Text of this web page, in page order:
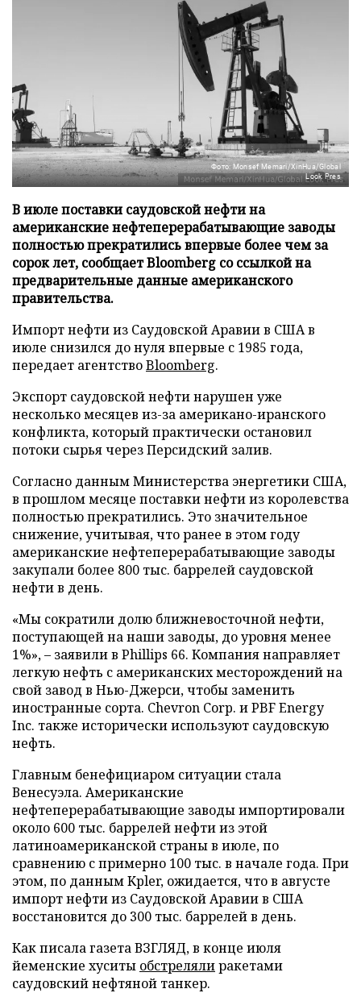
Фото: Monsef Memari/XinHua/Global
Look Pres
В июле поставки саудовской нефти на
американские нефтеперерабатывающие заводы
полностью прекратились впервые более чем за
сорок лет, сообщает Bloomberg со ссылкой на
предварительные данные американского
правительства.
Импорт нефти из Саудовской Аравии в США в
июле снизился до нуля впервые с 1985 года,
передает агентствоBloomberg.
Экспорт саудовской нефти нарушен уже
несколько месяцев из-за американо-иранского
конфликта, который практически остановил
потоки сырья через Персидский залив.
Согласно данным Министерства энергетики США,
в прошлом месяце поставки нефти из королевства
полностью прекратились. Это значительное
снижение, учитывая, что ранее в этом году
американские нефтеперерабатывающие заводы
закупали более 800 тыс. баррелей саудовской
нефти в день.
«Мы сократили долю ближневосточной нефти,
поступающей на наши заводы, до уровня менее
1%», – заявили в Phillips 66. Компания направляет
легкую нефть с американских месторождений на
свой завод в Нью-Джерси, чтобы заменить
иностранные сорта. Chevron Corp. и PBF Energy
Inc. также исторически используют саудовскую
нефть.
Главным бенефициаром ситуации стала
Венесуэла. Американские
нефтеперерабатывающие заводы импортировали
около 600 тыс. баррелей нефти из этой
латиноамериканской страны в июле, по
сравнению с примерно 100 тыс. в начале года. При
этом, по данным Kpler, ожидается, что в августе
импорт нефти из Саудовской Аравии в США
восстановится до 300 тыс. баррелей в день.
Как писала газета ВЗГЛЯД, в конце июля
йеменские хуситы обстрелялиракетами
саудовский нефтяной танкер.